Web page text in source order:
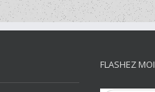
FLASHEZ MOI